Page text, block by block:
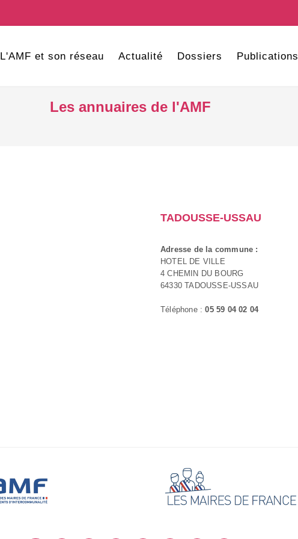
L'AMF et son réseau Actualité Dossiers Publications
Les annuaires de l'AMF
TADOUSSE-USSAU
Adresse de la commune :
HOTEL DE VILLE
4 CHEMIN DU BOURG
64330 TADOUSSE-USSAU
Téléphone :05 59 04 02 04